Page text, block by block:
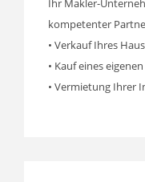
Ihr Makler-
kompetenter
• Verkauf Ihres
• Kauf eines
• Vermietung Ihrer